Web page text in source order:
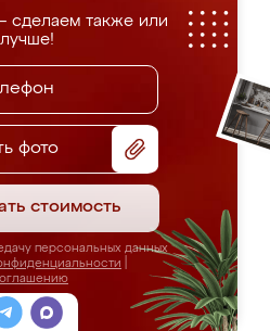
сделаем также или
лучше!
фото
стоимость
персональных данных